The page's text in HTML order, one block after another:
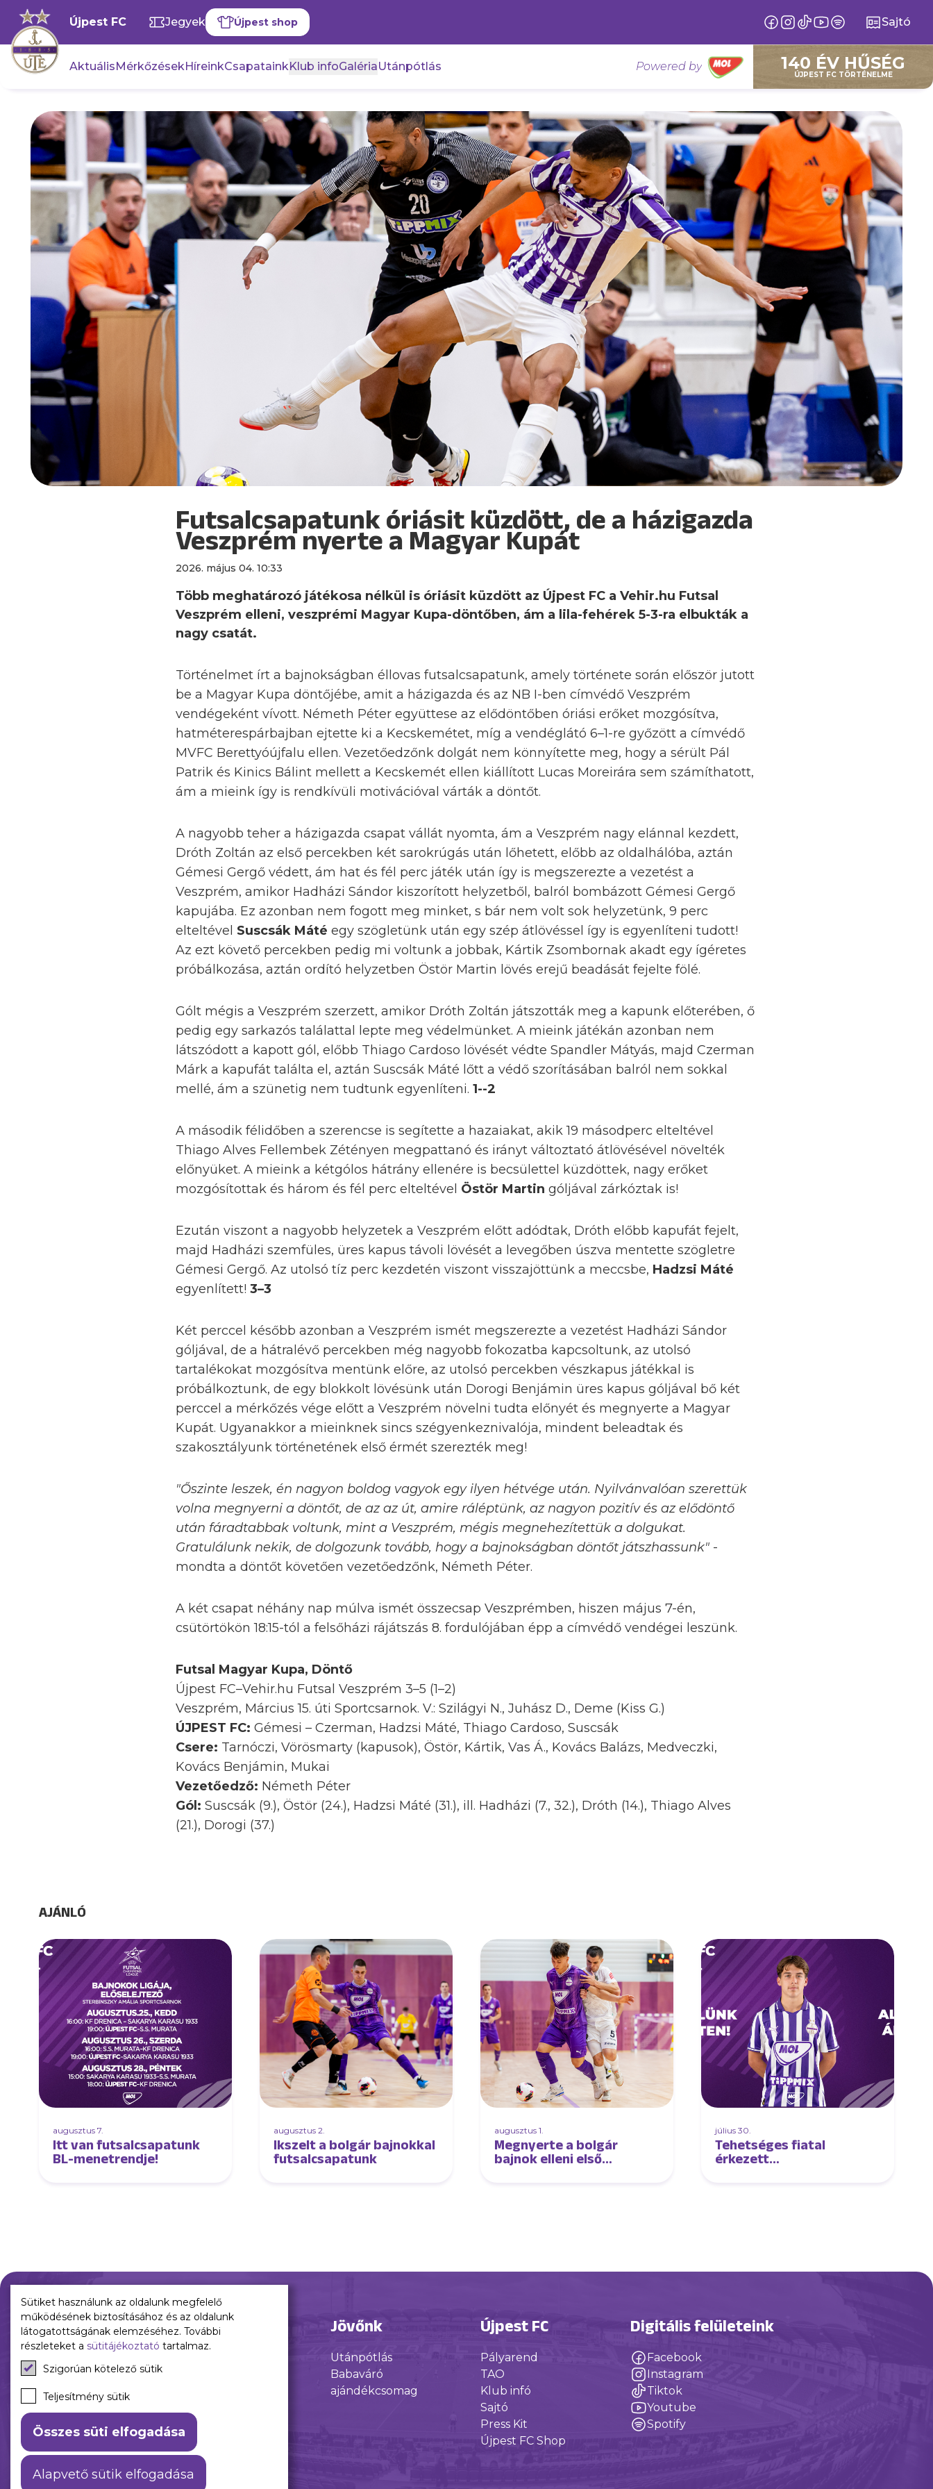
Újpest FC Jegyek Újpest shop Sajtó
AktuálisMérkőzésekHíreinkCsapatainkKlub infoGalériaUtánpótlás Powered by 140 ÉV HŰSÉG
ÚJPEST FC TÖRTÉNELME
Futsalcsapatunk óriásit küzdött, de a házigazda
Veszprém nyerte a Magyar Kupát
2026. május 04. 10:33
Több meghatározó játékosa nélkül is óriásit küzdött az Újpest FC a Vehir.hu Futsal
Veszprém elleni, veszprémi Magyar Kupa-döntőben, ám a lila-fehérek 5-3-ra elbukták a
nagy csatát.
Történelmet írt a bajnokságban éllovas futsalcsapatunk, amely története során először jutott
be a Magyar Kupa döntőjébe, amit a házigazda és az NB I-ben címvédő Veszprém
vendégeként vívott. Németh Péter együttese az elődöntőben óriási erőket mozgósítva,
hatméterespárbajban ejtette ki a Kecskemétet, míg a vendéglátó 6–1-re győzött a címvédő
MVFC Berettyóújfalu ellen. Vezetőedzőnk dolgát nem könnyítette meg, hogy a sérült Pál
Patrik és Kinics Bálint mellett a Kecskemét ellen kiállított Lucas Moreirára sem számíthatott,
ám a mieink így is rendkívüli motivációval várták a döntőt.
A nagyobb teher a házigazda csapat vállát nyomta, ám a Veszprém nagy elánnal kezdett,
Dróth Zoltán az első percekben két sarokrúgás után lőhetett, előbb az oldalhálóba, aztán
Gémesi Gergő védett, ám hat és fél perc játék után így is megszerezte a vezetést a
Veszprém, amikor Hadházi Sándor kiszorított helyzetből, balról bombázott Gémesi Gergő
kapujába. Ez azonban nem fogott meg minket, s bár nem volt sok helyzetünk, 9 perc
elteltével Suscsák Máté egy szögletünk után egy szép átlövéssel így is egyenlíteni tudott!
Az ezt követő percekben pedig mi voltunk a jobbak, Kártik Zsombornak akadt egy ígéretes
próbálkozása, aztán ordító helyzetben Östör Martin lövés erejű beadását fejelte fölé.
Gólt mégis a Veszprém szerzett, amikor Dróth Zoltán játszották meg a kapunk előterében, ő
pedig egy sarkazós találattal lepte meg védelmünket. A mieink játékán azonban nem
látszódott a kapott gól, előbb Thiago Cardoso lövését védte Spandler Mátyás, majd Czerman
Márk a kapufát találta el, aztán Suscsák Máté lőtt a védő szorításában balról nem sokkal
mellé, ám a szünetig nem tudtunk egyenlíteni.1--2
A második félidőben a szerencse is segítette a hazaiakat, akik 19 másodperc elteltével
Thiago Alves Fellembek Zétényen megpattanó és irányt változtató átlövésével növelték
előnyüket. A mieink a kétgólos hátrány ellenére is becsülettel küzdöttek, nagy erőket
mozgósítottak és három és fél perc elteltével Östör Martin góljával zárkóztak is!
Ezután viszont a nagyobb helyzetek a Veszprém előtt adódtak, Dróth előbb kapufát fejelt,
majd Hadházi szemfüles, üres kapus távoli lövését a levegőben úszva mentette szögletre
Gémesi Gergő. Az utolsó tíz perc kezdetén viszont visszajöttünk a meccsbe, Hadzsi Máté
egyenlített! 3–3
Két perccel később azonban a Veszprém ismét megszerezte a vezetést Hadházi Sándor
góljával, de a hátralévő percekben még nagyobb fokozatba kapcsoltunk, az utolsó
tartalékokat mozgósítva mentünk előre, az utolsó percekben vészkapus játékkal is
próbálkoztunk, de egy blokkolt lövésünk után Dorogi Benjámin üres kapus góljával bő két
perccel a mérkőzés vége előtt a Veszprém növelni tudta előnyét és megnyerte a Magyar
Kupát. Ugyanakkor a mieinknek sincs szégyenkeznivalója, mindent beleadtak és
szakosztályunk történetének első érmét szerezték meg!
"Őszinte leszek, én nagyon boldog vagyok egy ilyen hétvége után. Nyilvánvalóan szerettük
volna megnyerni a döntőt, de az az út, amire ráléptünk, az nagyon pozitív és az elődöntő
után fáradtabbak voltunk, mint a Veszprém, mégis megnehezítettük a dolgukat.
Gratulálunk nekik, de dolgozunk tovább, hogy a bajnokságban döntőt játszhassunk" -
mondta a döntőt követően vezetőedzőnk, Németh Péter.
A két csapat néhány nap múlva ismét összecsap Veszprémben, hiszen május 7-én,
csütörtökön 18:15-tól a felsőházi rájátszás 8. fordulójában épp a címvédő vendégei leszünk.
Futsal Magyar Kupa, Döntő
Újpest FC–Vehir.hu Futsal Veszprém 3–5 (1–2)
Veszprém, Március 15. úti Sportcsarnok. V.: Szilágyi N., Juhász D., Deme (Kiss G.)
ÚJPEST FC:Gémesi – Czerman, Hadzsi Máté, Thiago Cardoso, Suscsák
Csere: Tarnóczi, Vörösmarty (kapusok), Östör, Kártik, Vas Á., Kovács Balázs, Medveczki,
Kovács Benjámin, Mukai
Vezetőedző: Németh Péter
Gól:Suscsák (9.), Östör (24.), Hadzsi Máté (31.), ill. Hadházi (7., 32.), Dróth (14.), Thiago Alves
(21.), Dorogi (37.)
AJÁNLÓ
augusztus 7.
Itt van futsalcsapatunk
BL-menetrendje!
augusztus 2.
Ikszelt a bolgár bajnokkal
futsalcsapatunk
augusztus 1.
Megnyerte a bolgár
bajnok elleni első
július 30.
Tehetséges fiatal
érkezett
Múltunk
Történelmünk
Jelenünk Jövőnk
Utánpótlás
Babaváró
ajándékcsomag
Újpest FC
Pályarend
TAO
Klub infó
Sajtó
Press Kit
Újpest FC Shop
Digitális felületeink
Facebook
Instagram
Tiktok
Youtube
Spotify
Sütiket használunk az oldalunk megfelelő
működésének biztosításához és az oldalunk
látogatottságának elemzéséhez. További
részleteket a sütitájékoztató tartalmaz.
Szigorúan kötelező sütik
Teljesítmény sütik
Összes süti elfogadása
Alapvető sütik elfogadása